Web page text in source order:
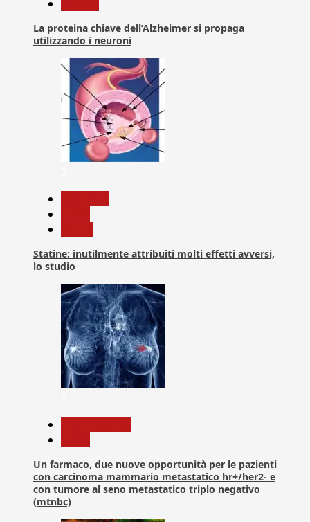
La proteina chiave dell’Alzheimer si propaga
utilizzando i neuroni
Statine: inutilmente attribuiti molti effetti avversi,
lo studio
Un farmaco, due nuove opportunità per le pazienti
con carcinoma mammario metastatico hr+/her2- e
con tumore al seno metastatico triplo negativo
(mtnbc)